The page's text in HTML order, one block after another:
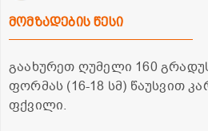
მომზადების წესი
გაახურეთ ღუმელი 160
ფორმას (16-18 სმ) წაუსვით
ფქვილი.